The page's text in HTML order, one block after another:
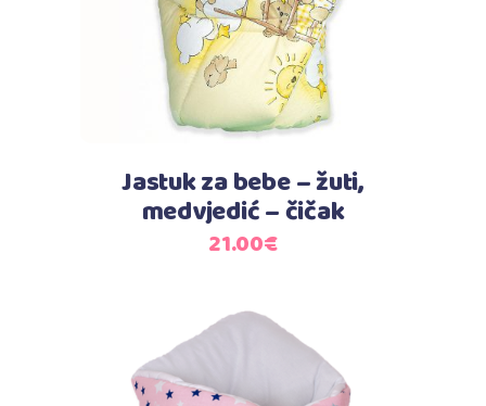
Jastuk za bebe – žuti,
medvjedić – čičak
21.00€